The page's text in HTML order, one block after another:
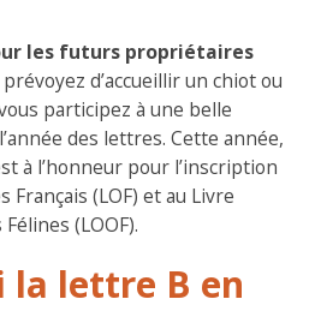
les futurs propriétaires
d’accueillir un chiot ou
participez à une belle
des lettres. Cette année,
à l’honneur pour l’inscription
Français (LOF) et au Livre
(LOOF).
la lettre B en